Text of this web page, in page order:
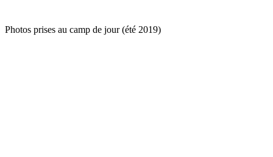
Photos prises au camp de jour (été 2019)